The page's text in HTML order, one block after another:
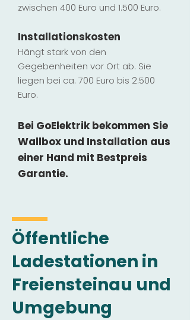
zwischen 400 Euro und 1.500 Euro.
Installationskosten
Hängt stark von den
Gegebenheiten vor Ort ab. Sie
liegen bei ca. 700 Euro bis 2.500
Euro.
Bei GoElektrik bekommen Sie
Wallbox und Installation aus
einer Hand mit Bestpreis
Garantie.
Öffentliche
Ladestationen in
Freiensteinau und
Umgebung